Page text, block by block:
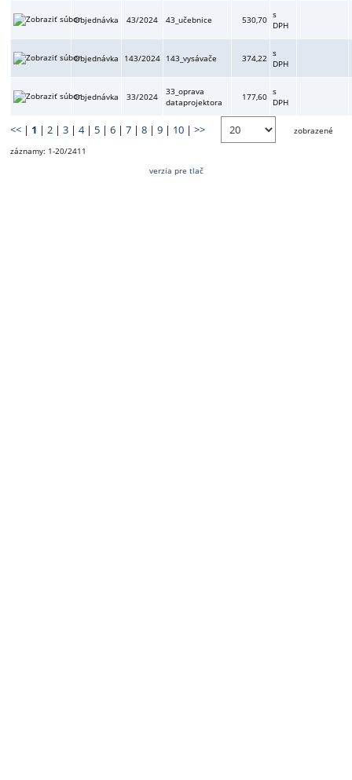
Objednávka 43/2024 43_učebnice 530,70 s
DPH
Objednávka 143/2024 143_vysávače 374,22 s
DPH
Objednávka 33/2024
33_oprava
dataprojektora
177,60 s
DPH
<< | 1 |2 |3 |4| 5 |6 |7 |8 |9 | 10 |>>
zobrazené
záznamy: 1-20/2411
verzia pre tlač